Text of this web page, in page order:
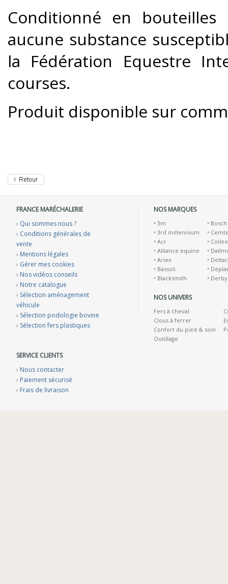
Conditionné en
aucune substance
la Fédération Equestre
courses.
Produit disponible sur
FRANCE MARÉCHALERIE
› Qui sommes nous ?
› Conditions générales de
vente
› Mentions légales
› Gérer mes cookies
› Nos vidéos conseils
› Notre catalogue
› Sélection aménagement
véhicule
› Sélection podologie bovine
› Sélection fers plastiques
SERVICE CLIENTS
› Nous contacter
› Paiement sécurisé
› Frais de livraison
NOS MARQUES
• 3m
• 3rd millennium
• Acr
• Alliance equine
• Ariex
• Bassoli
• Blacksmith
• Bosch
•
•
•
•
•
• Derby
NOS UNIVERS
Fers à cheval
Clous à ferrer
Confort du pied & soin
Outillage